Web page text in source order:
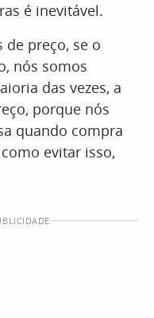
é inevitável.
preço, se o
nós somos
das vezes, a
porque nós
quando compra
evitar isso,